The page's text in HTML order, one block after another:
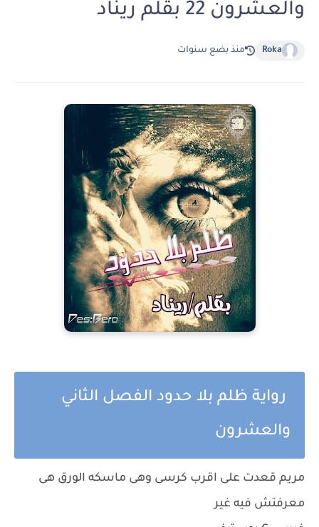
والعشرون 22 بقلم ريناد
Roka منذ بضع سنوات
رواية ظلم بلا حدود الفصل الثاني
والعشرون
مريم قعدت على اقرب كرسى وهى ماسكه الورق هى
معرفتش فيه غير